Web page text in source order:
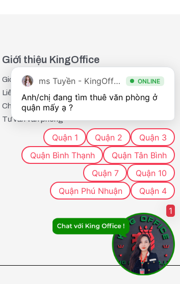
cư đông đúc, có nhiều hoạt động kinh
Giới thiệu KingOffice
Giới thiệu
Liên hệ
Chính sách bảo mật
Tư vấn văn phòng
ms Tuyền - KingOffice ONLINE
Anh/chị đang tìm thuê văn phòng ở
quận mấy ạ ?
Quận 1 Quận 2
Quận 3
Quận Bình Thạnh
Quận Tân Bình
Quận 7
Quận 10
Quận Phú Nhuận
Quận 4
1